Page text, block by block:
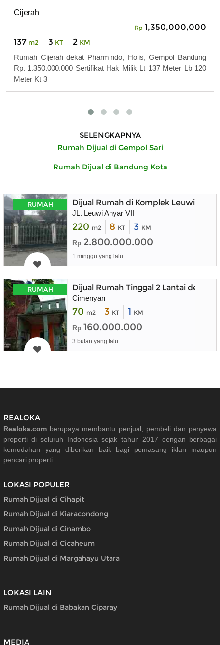
Cijerah
Rp 1,350,000,000
137 m2 3 KT 2 KM
Rumah Cijerah dekat Pharmindo, Holis, Gempol Bandung
Rp. 1.350.000.000 Sertifikat Hak Milik Lt 137 Meter Lb 120
Meter Kt 3
SELENGKAPNYA
Rumah Dijual di Gempol Sari
Rumah Dijual di Bandung Kota
RUMAH Dijual Rumah di Komplek Leuwi
JL. Leuwi Anyar VII
220 m2 8 KT 3 KM
Rp 2.800.000.000
1 minggu yang lalu
RUMAH Dijual Rumah Tinggal 2 Lantai
Cimenyan
70 m2 3 KT 1 KM
Rp 160.000.000
3 bulan yang lalu
REALOKA
Realoka.com berupaya membantu penjual, pembeli dan penyewa
properti di seluruh Indonesia sejak tahun 2017 dengan berbagai
kemudahan yang diberikan baik bagi pemasang iklan maupun
pencari properti.
LOKASI POPULER
Rumah Dijual di Cihapit
Rumah Dijual di Kiaracondong
Rumah Dijual di Cinambo
Rumah Dijual di Cicaheum
Rumah Dijual di Margahayu Utara
LOKASI LAIN
Rumah Dijual di Babakan Ciparay
MEDIA